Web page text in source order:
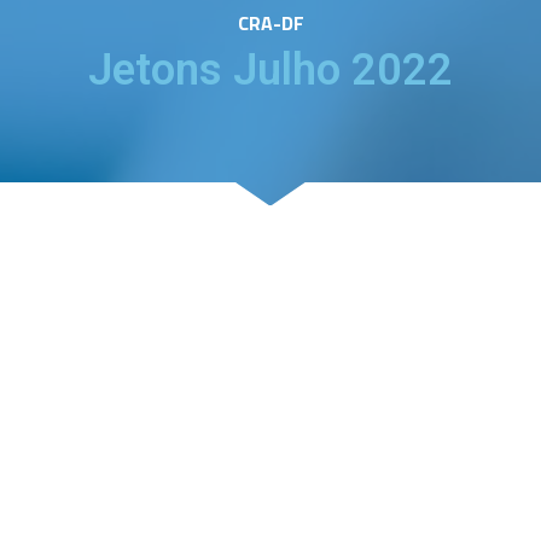
CRA-DF
Jetons Julho 2022